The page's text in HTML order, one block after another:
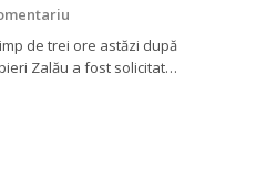
de trei ore astăzi după
Zalău a fost solicitat…